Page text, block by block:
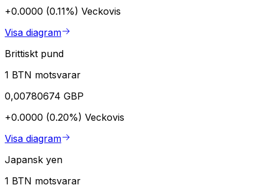
+0.0000 (0.11%) Veckovis
Visa diagram
Brittiskt pund
1 BTN motsvarar
0,00780674 GBP
+0.0000 (0.20%) Veckovis
Visa diagram
Japansk yen
1 BTN motsvarar